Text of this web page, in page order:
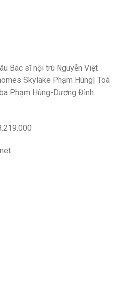
Bác sĩ nội trú Nguyễn Việt
Skylake Phạm Hùng| Toà
Phạm Hùng-Dương Đình